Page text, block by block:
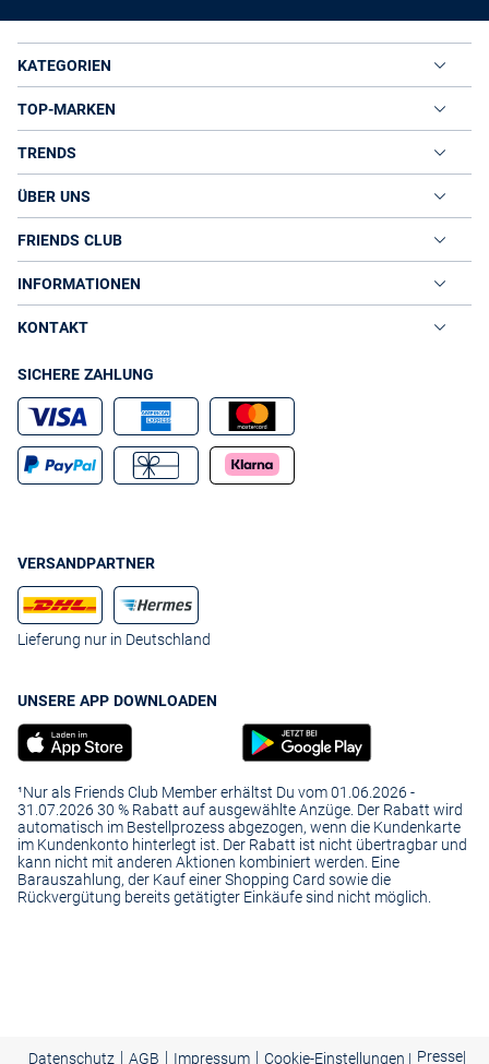
KATEGORIEN
TOP-MARKEN
TRENDS
ÜBER UNS
FRIENDS CLUB
INFORMATIONEN
KONTAKT
SICHERE ZAHLUNG
VERSANDPARTNER
Lieferung nur in Deutschland
UNSERE APP DOWNLOADEN
¹Nur als Friends Club Member erhältst Du vom 01.06.2026 -
31.07.2026 30 % Rabatt auf ausgewählte Anzüge. Der Rabatt wird
automatisch im Bestellprozess abgezogen, wenn die Kundenkarte
im Kundenkonto hinterlegt ist. Der Rabatt ist nicht übertragbar und
kann nicht mit anderen Aktionen kombiniert werden. Eine
Barauszahlung, der Kauf einer Shopping Card sowie die
Rückvergütung bereits getätigter Einkäufe sind nicht möglich.
Datenschutz | AGB | Impressum | Cookie-Einstellungen | Presse|